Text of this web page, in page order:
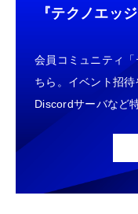
『テクノエッ
会員コミュニティ
ちら。イベント招
Discordサーバなど